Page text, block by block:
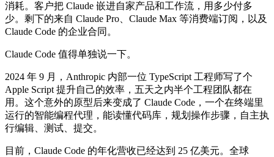
消耗。客户把 Claude 嵌进自家产品和工作流，用多少付多
少。剩下的来自 Claude Pro、Claude Max 等消费端订阅，以及
Claude Code 的企业合同。
Claude Code 值得单独说一下。
2024 年 9 月，Anthropic 内部一位 TypeScript 工程师写了个
Apple Script 提升自己的效率，五天之内半个工程团队都在
用。这个意外的原型后来变成了 Claude Code，一个在终端里
运行的智能编程代理，能读懂代码库，规划操作步骤，自主执
行编辑、测试、提交。
目前，Claude Code 的年化营收已经达到 25 亿美元。全球